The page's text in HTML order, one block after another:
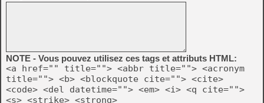
NOTE - Vous pouvez utilisez ces tags et attributs HTML:
<a href="" title=""> <abbr title=""> <acronym
title=""> <b> <blockquote cite=""> <cite>
<code> <del datetime=""> <em> <i> <q cite="">
<s> <strike> <strong>